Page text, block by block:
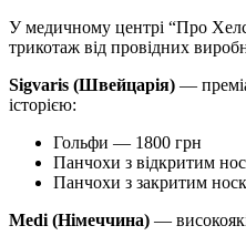
У медичному центрі “Про
трикотаж від провідних
Sigvaris (Швейцарія) —
історією:
Гольфи — 1800 грн
Панчохи з відкритим
Панчохи з закритим
Medi (Німеччина) —